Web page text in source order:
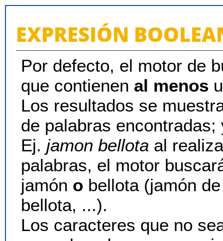
EXPRESIÓN
Por defecto, el motor de
que contienen al menos
Los resultados se
de palabras
Ej. jamon bellota al
palabras, el motor
jamón o bellota (jamón
bellota, ...).
Los caracteres que no